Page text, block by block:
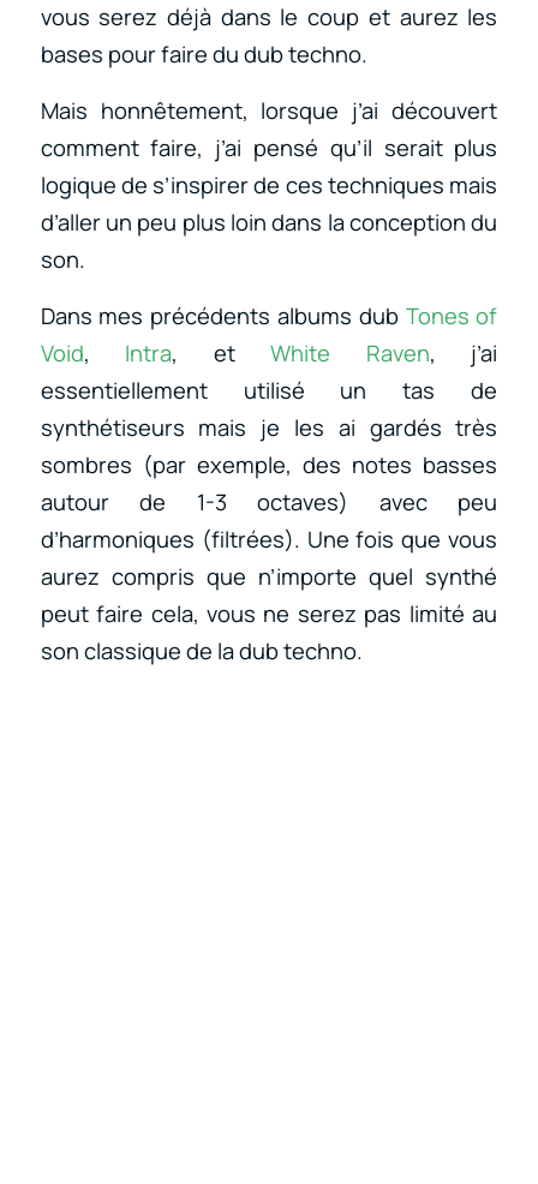
vous serez déjà dans le coup et aurez les
bases pour faire du dub techno.
Mais honnêtement, lorsque j’ai découvert
comment faire, j’ai pensé qu’il serait plus
logique de s’inspirer de ces techniques mais
d’aller un peu plus loin dans la conception du
son.
Dans mes précédents albums dub Tones of
Void, Intra, etWhite Raven, j’ai
essentiellement utilisé un tas de
synthétiseurs mais je les ai gardés très
sombres (par exemple, des notes basses
autour de 1-3 octaves) avec peu
d’harmoniques (filtrées). Une fois que vous
aurez compris que n’importe quel synthé
peut faire cela, vous ne serez pas limité au
son classique de la dub techno.